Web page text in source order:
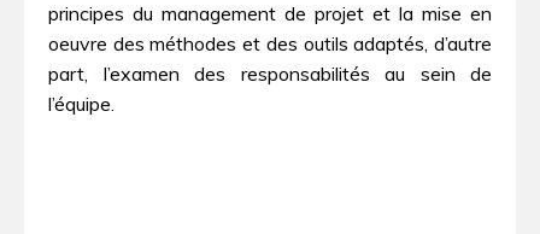
principes du management de projet et la mise en
oeuvre des méthodes et des outils adaptés, d’autre
part, l’examen des responsabilités au sein de
l’équipe.